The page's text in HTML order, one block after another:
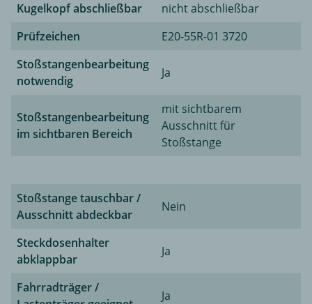
Kugelkopf abschließbar
nicht abschließbar
Prüfzeichen
E20-55R-01 3720
Stoßstangenbearbeitung
notwendig
Ja
Stoßstangenbearbeitung
im sichtbaren Bereich
mit sichtbarem
Ausschnitt für
Stoßstange
Stoßstange tauschbar /
Ausschnitt abdeckbar
Nein
Steckdosenhalter
abklappbar
Ja
Fahrradträger /
Ja